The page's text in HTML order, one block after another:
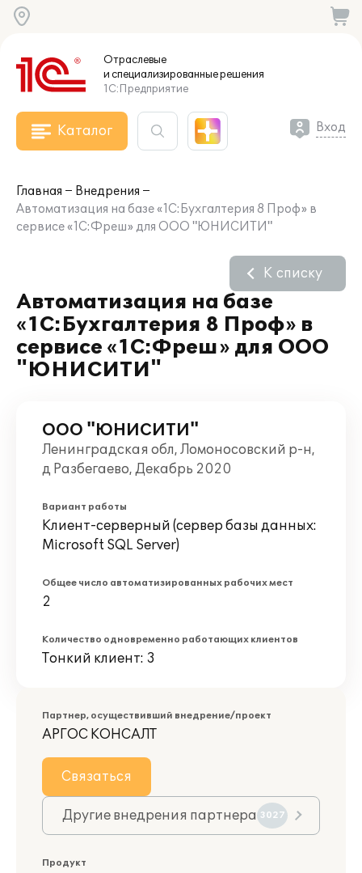
Отраслевые
и специализированныерешения
1С:Предприятие
Каталог Вход
Главная
Внедрения
Автоматизация на базе «1С:Бухгалтерия 8 Проф» в
сервисе «1С:Фреш» для ООО "ЮНИСИТИ"
Автоматизация на базе
«1С:Бухгалтерия 8 Проф» в
сервисе «1С:Фреш» для ООО
"ЮНИСИТИ"
К списку
ООО "ЮНИСИТИ"
Ленинградская обл, Ломоносовский р-н,
д Разбегаево, Декабрь 2020
Вариант работы
Клиент-серверный (сервер базы данных:
Microsoft SQL Server)
Общее число автоматизированных рабочих мест
2
Количество одновременно работающих клиентов
Тонкий клиент: 3
Партнер, осуществивший внедрение/проект
АРГОС КОНСАЛТ
Связаться
Другие внедрения партнера 3027
Продукт